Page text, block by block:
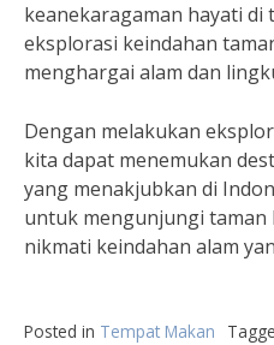
keanekaragaman hayati
eksplorasi keindahan
menghargai alam dan
Dengan melakukan
kita dapat menemukan
yang menakjubkan di
untuk mengunjungi taman
nikmati keindahan alam
Posted in Tempat Makan